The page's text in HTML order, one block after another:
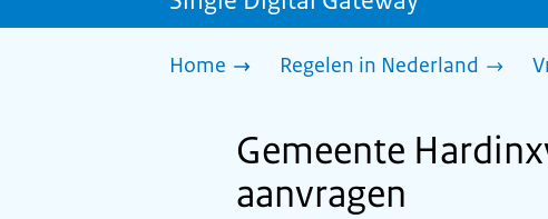
Home Regelen in Nederland
Gemeente
aanvragen